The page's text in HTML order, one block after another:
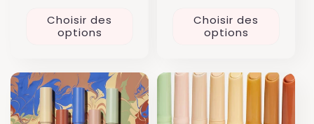
Choisir des
options
Choisir des
options